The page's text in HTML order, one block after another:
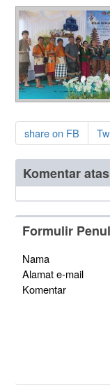
share on FB
Komentar
Formulir
Nama
Alamat e-mail
Komentar